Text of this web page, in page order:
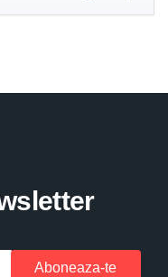
Aboneaza-te